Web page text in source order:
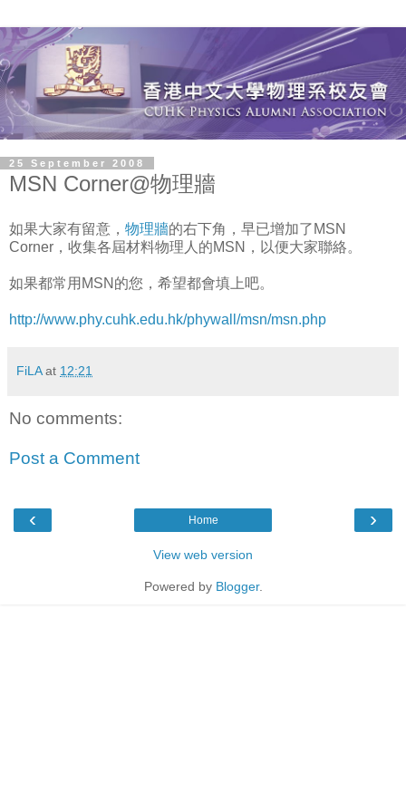
25 September 2008
MSN Corner@物理牆
如果大家有留意， 物理牆的右下角，早已增加了MSN
Corner，收集各屆材料物理人的MSN，以便大家聯絡。
如果都常用MSN的您，希望都會填上吧。
http://www.phy.cuhk.edu.hk/phywall/msn/msn.php
FiLA at 12:21
No comments:
Post a Comment
‹ ›
Home
View web version
Powered by Blogger.